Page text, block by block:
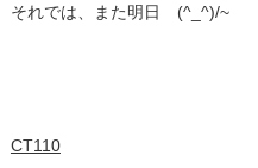
それでは、また明日 (^_^)/~
CT110